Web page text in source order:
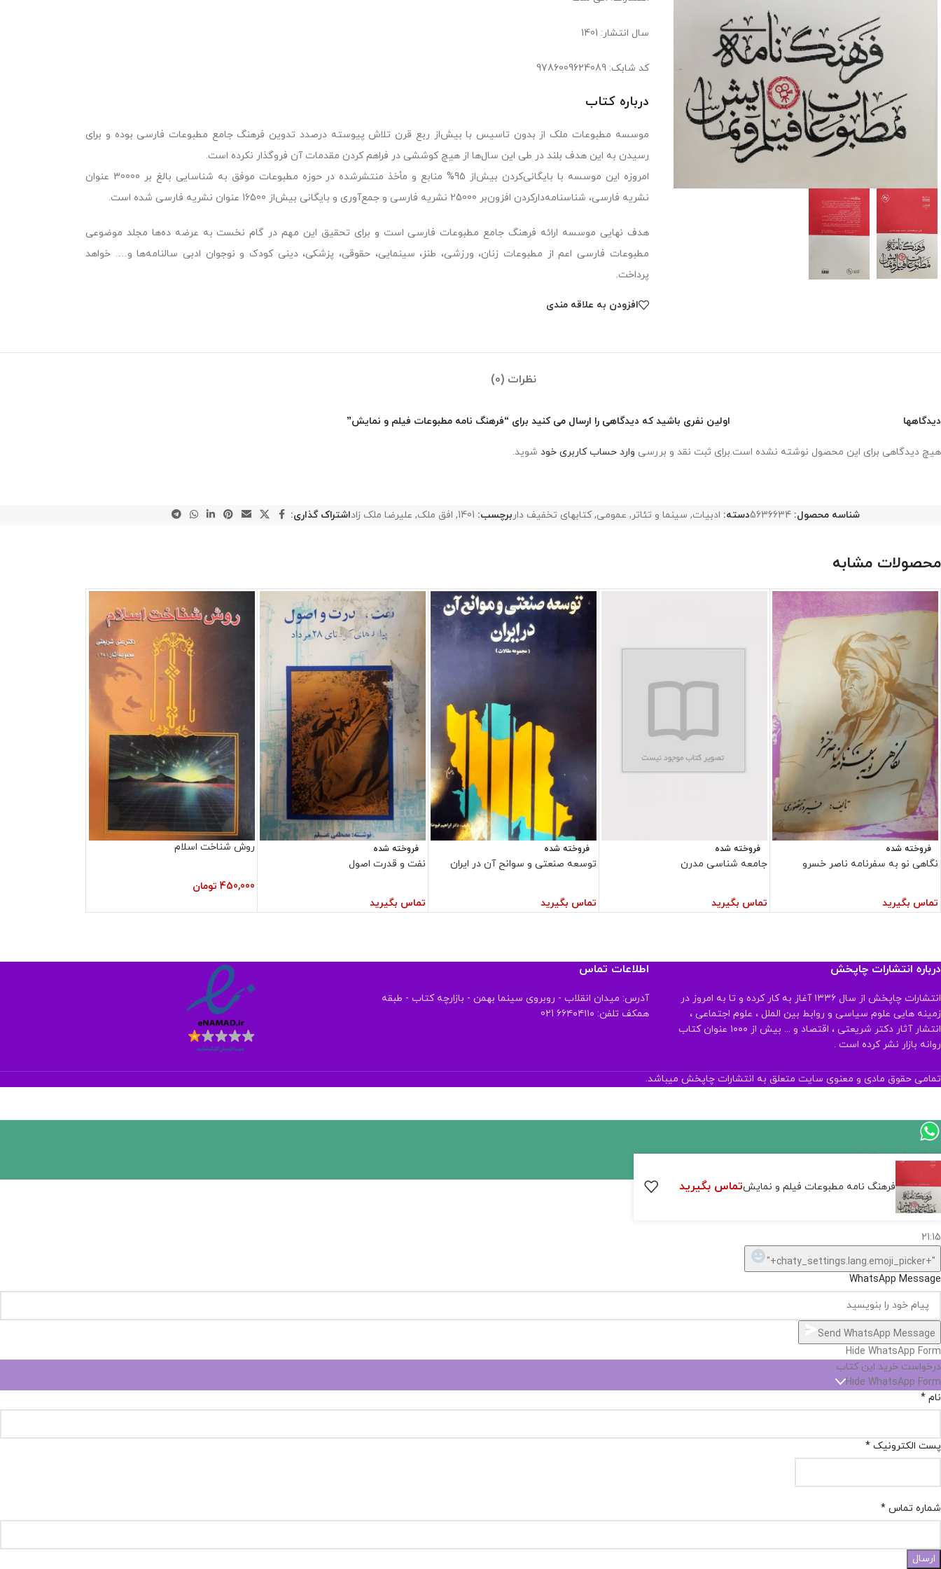
سال انتشار: 1401
کد شابک: 9786009624089
درباره کتاب
موسسه مطبوعات ملک از بدون تاسیس با بیش‌از ربع قرن تلاش پیوسته درصدد تدوین فرهنگ جامع مطبوعات فارسی بوده و برای
رسیدن به این هدف بلند در طی این سال‌ها از هیچ کوششی در فراهم کردن مقدمات آن فروگذار نکرده است.
امروزه این موسسه با بایگانی‌کردن بیش‌از 95% منابع و مأخذ منتشرشده در حوزه مطبوعات موفق به شناسایی بالغ بر 30000 عنوان
نشریه فارسی، شناسنامه‌دارکردن افزون‌بر 25000 نشریه فارسی و جمع‌آوری و بایگانی بیش‌از 16500 عنوان نشریه فارسی شده است.
هدف نهایی موسسه ارائه فرهنگ جامع مطبوعات فارسی است و برای تحقیق این مهم در گام نخست به عرضه ده‌ها مجلد موضوعی
مطبوعات فارسی اعم از مطبوعات زنان، ورزشی، طنز، سینمایی، حقوقی، پزشکی، دینی کودک و نوجوان ادبی سالنامه‌ها و…. خواهد
پرداخت.
افزودن به علاقه مندی
نظرات (0)
دیدگاهها
هیچ دیدگاهی برای این محصول نوشته نشده است.
اولین نفری باشید که دیدگاهی را ارسال می کنید برای “فرهنگ نامه مطبوعات فیلم و نمایش”
برای ثبت نقد و بررسی وارد حساب کاربری خود شوید.
شناسه محصول:5636634دسته: ادبیات, سینما و تئاتر , عمومی, کتابهای تخفیف دار برچسب: 1401
, افق ملک, علیرضا ملک زاداشتراک گذاری:
محصولات مشابه
فروخته شده
نگاهی نو به سفرنامه ناصر خسرو
تماس بگیرید
فروخته شده
جامعه شناسی مدرن
تماس بگیرید
فروخته شده
توسعه صنعتی و سوانح آن در ایران
تماس بگیرید
فروخته شده
نفت و قدرت اصول
تماس بگیرید
روش شناخت اسلام
450,000 تومان
درباره انتشارات چاپخش
انتشارات چاپخش از سال ۱۳۳۶ آغاز به کار کرده و تا به امروز در
زمینه هایی علوم سیاسی و روابط بین الملل ، علوم اجتماعی ،
انتشار آثار دکتر شریعتی ، اقتصاد و ... بیش از ۱۰۰۰ عنوان کتاب
روانه بازار نشر کرده است .
اطلاعات تماس
آدرس: میدان انقلاب - روبروی سینما بهمن - بازارچه کتاب - طبقه
همکف تلفن: ۶۶۴۰۴۱۱۰ 021
تمامی حقوق مادی و معنوی سایت متعلق به انتشارات چاپخش میباشد.
فرهنگ نامه مطبوعات فیلم و نمایشتماس بگیرید
ارسال پیام در واتساپ
کارشناس فروش
سلام, چطور میتونم کمکتون کنم؟
21:15
"+chaty_settings.lang.emoji_picker+"
WhatsApp Message
Send WhatsApp Message
Hide WhatsApp Form
درخواست خرید این کتاب
Hide WhatsApp Form
نام *
پست الکترونیک *
شماره تماس *
ارسال